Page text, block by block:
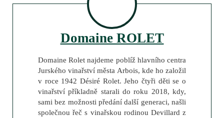
Domaine ROLET
Domaine Rolet najdeme poblíž hlavního centra
Jurského vinařství města Arbois, kde ho založil
v roce 1942 Désiré Rolet. Jeho čtyři děti se o
vinařství příkladně starali do roku 2018, kdy,
sami bez možnosti předání další generaci, našli
společnou řeč s vinařskou rodinou Devillard z